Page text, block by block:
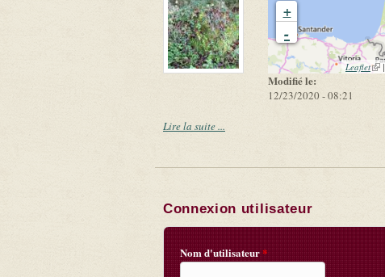
+
-
Leaflet |
Modifié le:
12/23/2020 - 08:21
Lire la suite ...
Connexion utilisateur
Nom d'utilisateur*